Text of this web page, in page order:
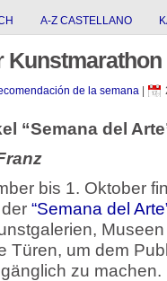
A-Z CASTELLANO
Kunstmarathon
de la semana|
“Semana del
bis 1. Oktober
“Semana del
Türen, um dem
zu